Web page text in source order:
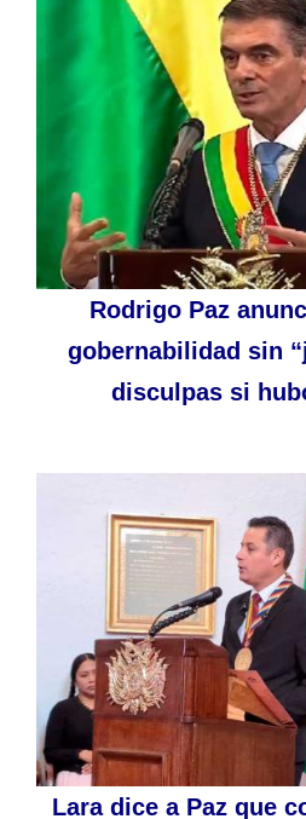
Rodrigo Paz
gobernabilidad sin
disculpas si
Lara dice a Paz que